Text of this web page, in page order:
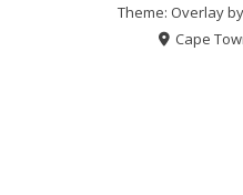
Theme: Overlay by
Cape